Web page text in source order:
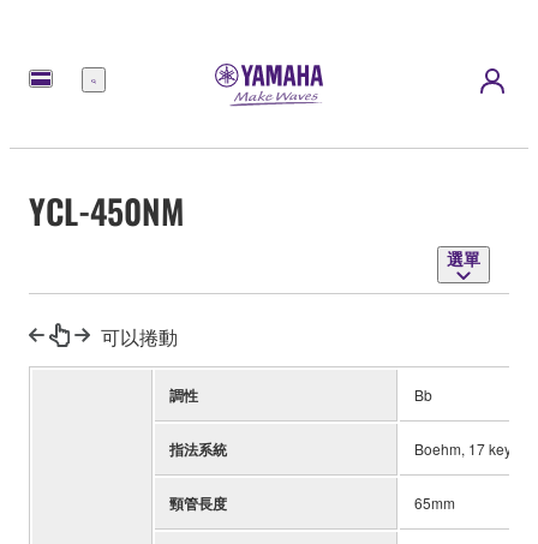
選
YCL-450NM
選單
可以捲動
調性 Bb
指法系統 Boehm, 17 keys,
頸管長度 65mm